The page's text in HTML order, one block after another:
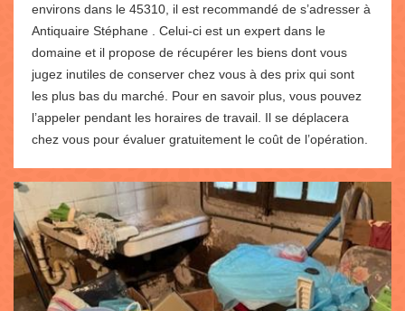
environs dans le 45310, il est recommandé de s’adresser à
Antiquaire Stéphane . Celui-ci est un expert dans le
domaine et il propose de récupérer les biens dont vous
jugez inutiles de conserver chez vous à des prix qui sont
les plus bas du marché. Pour en savoir plus, vous pouvez
l’appeler pendant les horaires de travail. Il se déplacera
chez vous pour évaluer gratuitement le coût de l’opération.